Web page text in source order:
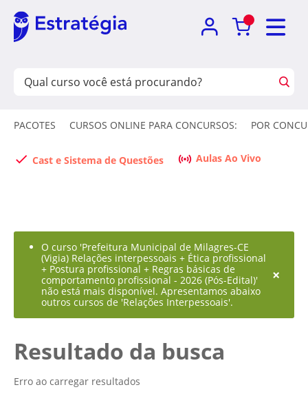
PACOTES CURSOS ONLINE PARA CONCURSOS: POR
Cast e Sistema de Questões Aulas Ao Vivo
O curso 'Prefeitura Municipal de Milagres-CE
(Vigia) Relações interpessoais + Ética profissional
+ Postura profissional + Regras básicas de
comportamento profissional - 2026 (Pós-Edital)'
não está mais disponível. Apresentamos abaixo
outros cursos de 'Relações Interpessoais'.
×
Resultado da busca
Erro ao carregar resultados